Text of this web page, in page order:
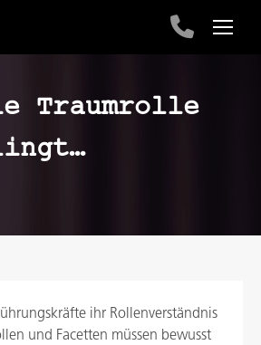
Traumrolle
ihr Rollenverständnis
und Facetten müssen bewusst